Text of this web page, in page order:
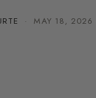
·MAY 18, 2026